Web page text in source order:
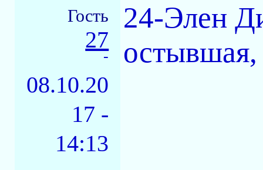
Гость
27
-
08.10.20
17 -
14:13
24-Элен
остывшая,